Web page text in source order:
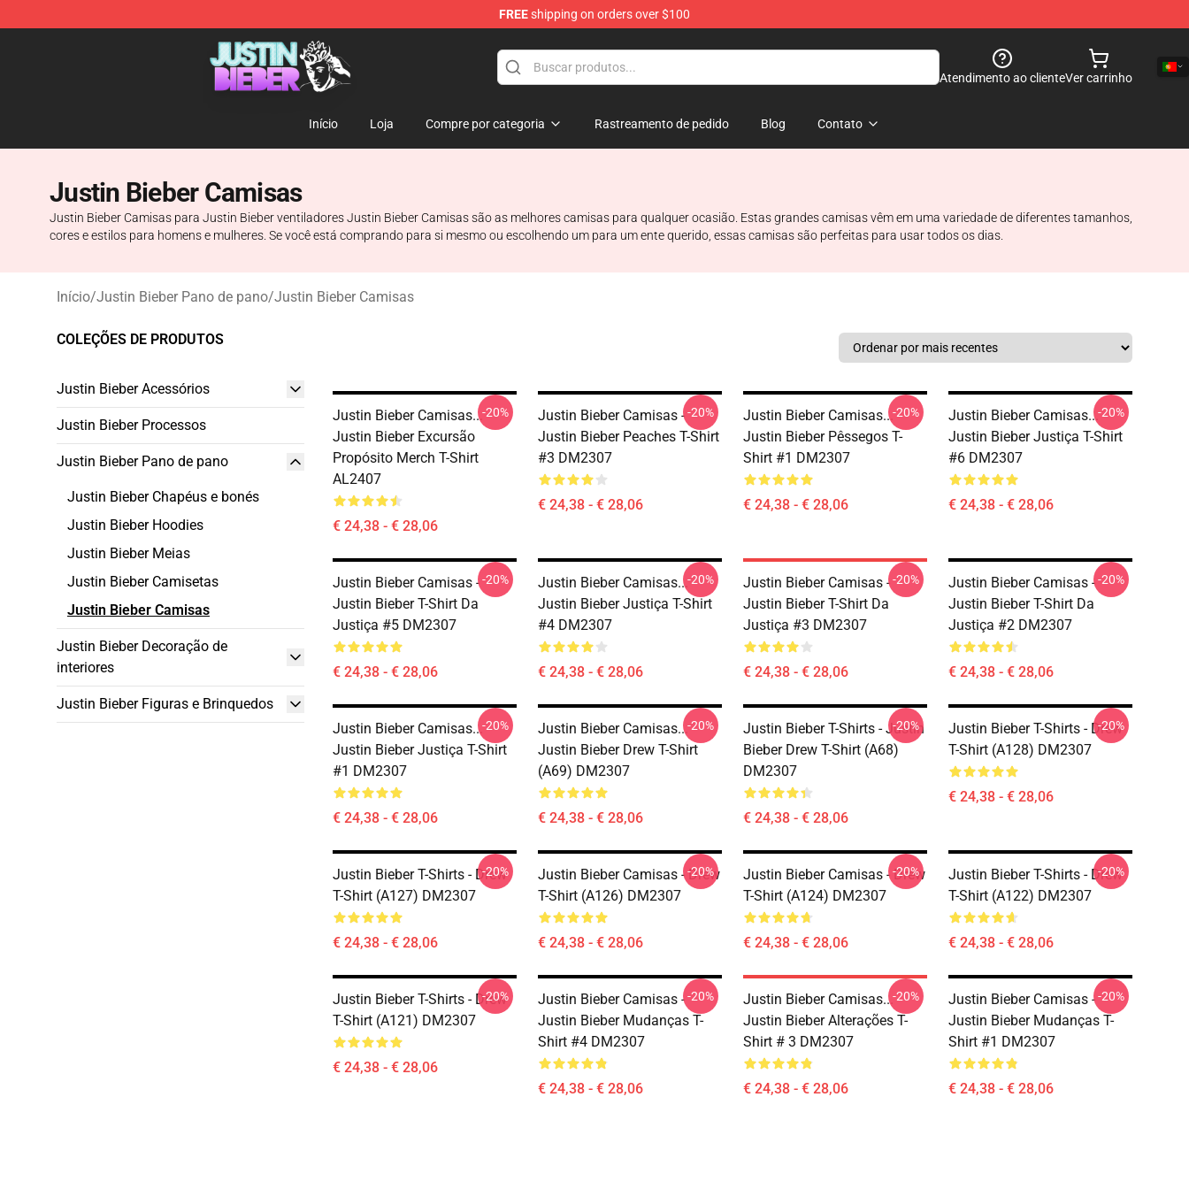
FREEshipping on orders over $100
Justin Bieber Store - Official Justin Bieber Merchandise Shop
Atendimento ao clienteVer carrinho
Início Loja Compre por categoria Rastreamento de pedido Blog Contato
Justin Bieber Camisas
Justin Bieber Camisas para Justin Bieber ventiladores Justin Bieber Camisas são as melhores camisas para qualquer ocasião. Estas grandes camisas vêm em uma variedade de diferentes tamanhos,
cores e estilos para homens e mulheres. Se você está comprando para si mesmo ou escolhendo um para um ente querido, essas camisas são perfeitas para usar todos os dias.
Início/Justin Bieber Pano de pano/Justin Bieber Camisas
COLEÇÕES DE PRODUTOS
Justin Bieber Acessórios
Justin Bieber Processos
Justin Bieber Pano de pano
Justin Bieber Chapéus e bonés
Justin Bieber Hoodies
Justin Bieber Meias
Justin Bieber Camisetas
Justin Bieber Camisas
Justin Bieber Decoração de
interiores
Justin Bieber Figuras e Brinquedos
Justin Bieber Camisas...
Justin Bieber Excursão
Propósito Merch T-Shirt
AL2407
€ 24,38 - € 28,06
-20%
Justin Bieber Camisas -
Justin Bieber Peaches T-Shirt
#3 DM2307
€ 24,38 - € 28,06
-20%
Justin Bieber Camisas...
Justin Bieber Pêssegos T-
Shirt #1 DM2307
€ 24,38 - € 28,06
-20%
Justin Bieber Camisas...
Justin Bieber Justiça T-Shirt
#6 DM2307
€ 24,38 - € 28,06
-20%
Justin Bieber Camisas -
Justin Bieber T-Shirt Da
Justiça #5 DM2307
€ 24,38 - € 28,06
-20%
Justin Bieber Camisas...
Justin Bieber Justiça T-Shirt
#4 DM2307
€ 24,38 - € 28,06
-20%
Justin Bieber Camisas -
Justin Bieber T-Shirt Da
Justiça #3 DM2307
€ 24,38 - € 28,06
-20%
Justin Bieber Camisas -
Justin Bieber T-Shirt Da
Justiça #2 DM2307
€ 24,38 - € 28,06
-20%
Justin Bieber Camisas...
Justin Bieber Justiça T-Shirt
#1 DM2307
€ 24,38 - € 28,06
-20%
Justin Bieber Camisas...
Justin Bieber Drew T-Shirt
(A69) DM2307
€ 24,38 - € 28,06
-20%
Justin Bieber T-Shirts - Justin
Bieber Drew T-Shirt (A68)
DM2307
€ 24,38 - € 28,06
-20%
Justin Bieber T-Shirts - Drew
T-Shirt (A128) DM2307
€ 24,38 - € 28,06
-20%
Justin Bieber T-Shirts - Drew
T-Shirt (A127) DM2307
€ 24,38 - € 28,06
-20%
Justin Bieber Camisas - Drew
T-Shirt (A126) DM2307
€ 24,38 - € 28,06
-20%
Justin Bieber Camisas - Drew
T-Shirt (A124) DM2307
€ 24,38 - € 28,06
-20%
Justin Bieber T-Shirts - Drew
T-Shirt (A122) DM2307
€ 24,38 - € 28,06
-20%
Justin Bieber T-Shirts - Drew
T-Shirt (A121) DM2307
€ 24,38 - € 28,06
-20%
Justin Bieber Camisas -
Justin Bieber Mudanças T-
Shirt #4 DM2307
€ 24,38 - € 28,06
-20%
Justin Bieber Camisas...
Justin Bieber Alterações T-
Shirt # 3 DM2307
€ 24,38 - € 28,06
-20%
Justin Bieber Camisas -
Justin Bieber Mudanças T-
Shirt #1 DM2307
€ 24,38 - € 28,06
-20%